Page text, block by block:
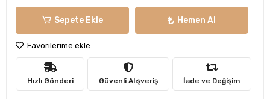
Sepete Ekle Hemen Al
Favorilerime ekle
Hızlı Gönderi Güvenli Alışveriş İade ve Değişim